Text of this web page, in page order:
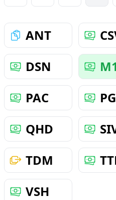
ANT
DSN
PAC
QHD
TDM
VSH